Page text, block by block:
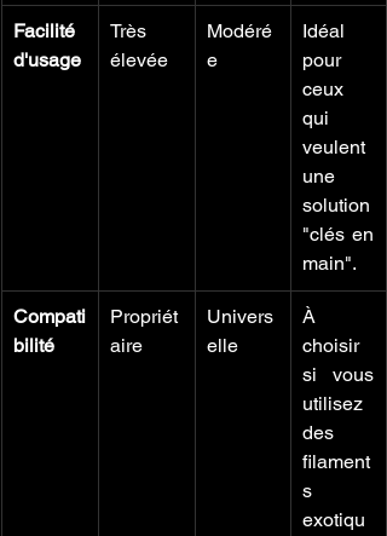
Facilité
d'usage
Très
élevée
Modéré
e
Idéal
pour
ceux
qui
veulent
une
solution
"clés en
main".
Compati
bilité
Propriét
aire
Univers
elle
À
choisir
si vous
utilisez
des
filament
s
exotiqu